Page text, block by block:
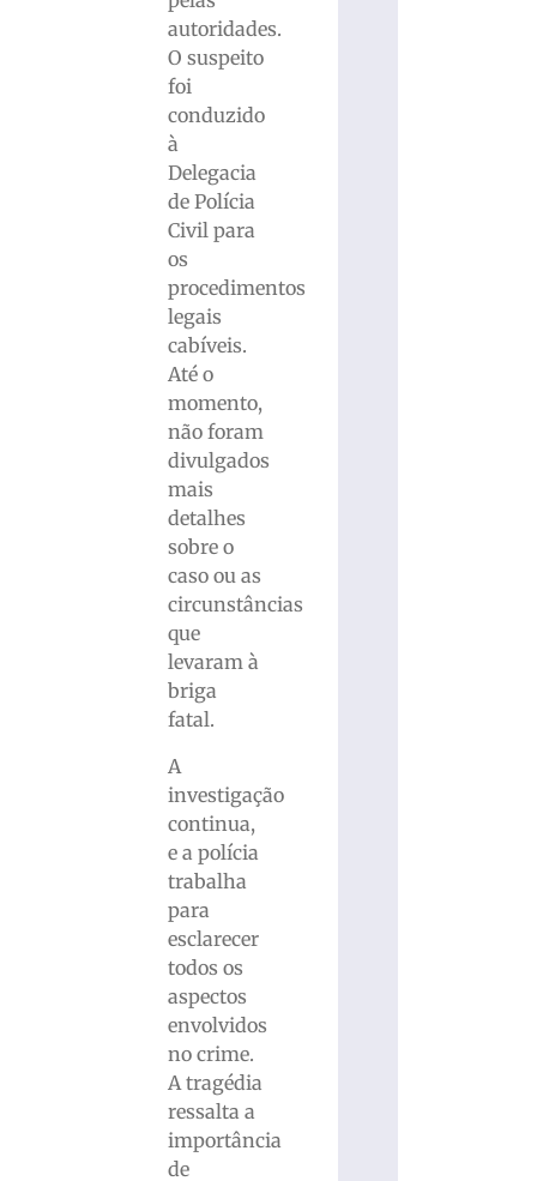
autoridades.
O suspeito
foi
conduzido
à
Delegacia
de Polícia
Civil para
os
procedimentos
legais
cabíveis.
Até o
momento,
não foram
divulgados
mais
detalhes
sobre o
caso ou as
circunstâncias
que
levaram à
briga
fatal.
A
investigação
continua,
e a polícia
trabalha
para
esclarecer
todos os
aspectos
envolvidos
no crime.
A tragédia
ressalta a
importância
de